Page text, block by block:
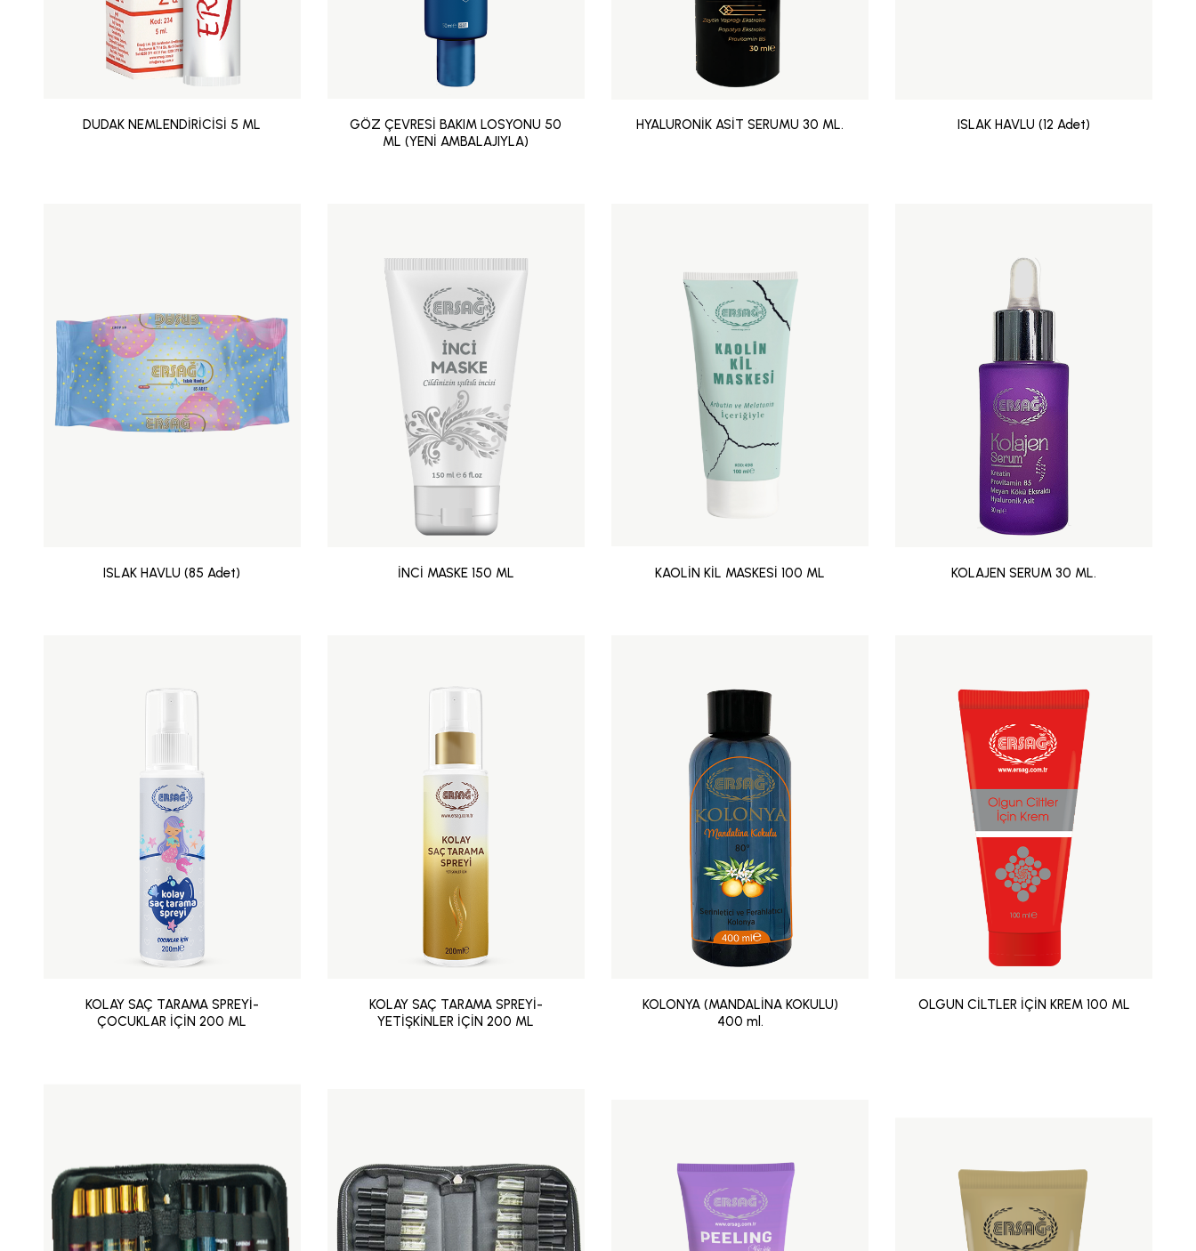
DUDAK NEMLENDİRİCİSİ 5 ML
GÖZ ÇEVRESİ BAKIM LOSYONU 50
ML (YENİ AMBALAJIYLA)
HYALURONİK ASİT SERUMU 30 ML. ISLAK HAVLU (12 Adet)
ISLAK HAVLU (85 Adet) İNCİ MASKE 150 ML KAOLİN KİL MASKESİ 100 ML KOLAJEN SERUM 30 ML.
KOLAY SAÇ TARAMA SPREYİ-
ÇOCUKLAR İÇİN 200 ML
KOLAY SAÇ TARAMA SPREYİ-
YETİŞKİNLER İÇİN 200 ML
KOLONYA (MANDALİNA KOKULU)
400 ml.
OLGUN CİLTLER İÇİN KREM 100 ML